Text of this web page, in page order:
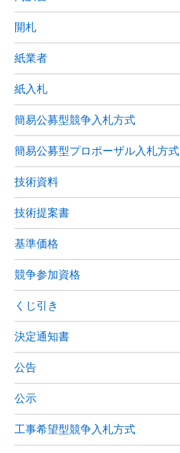
開札
紙業者
紙入札
簡易公募型競争入札方式
簡易公募型プロポーザル入札方式
技術資料
技術提案書
基準価格
競争参加資格
くじ引き
決定通知書
公告
公示
工事希望型競争入札方式